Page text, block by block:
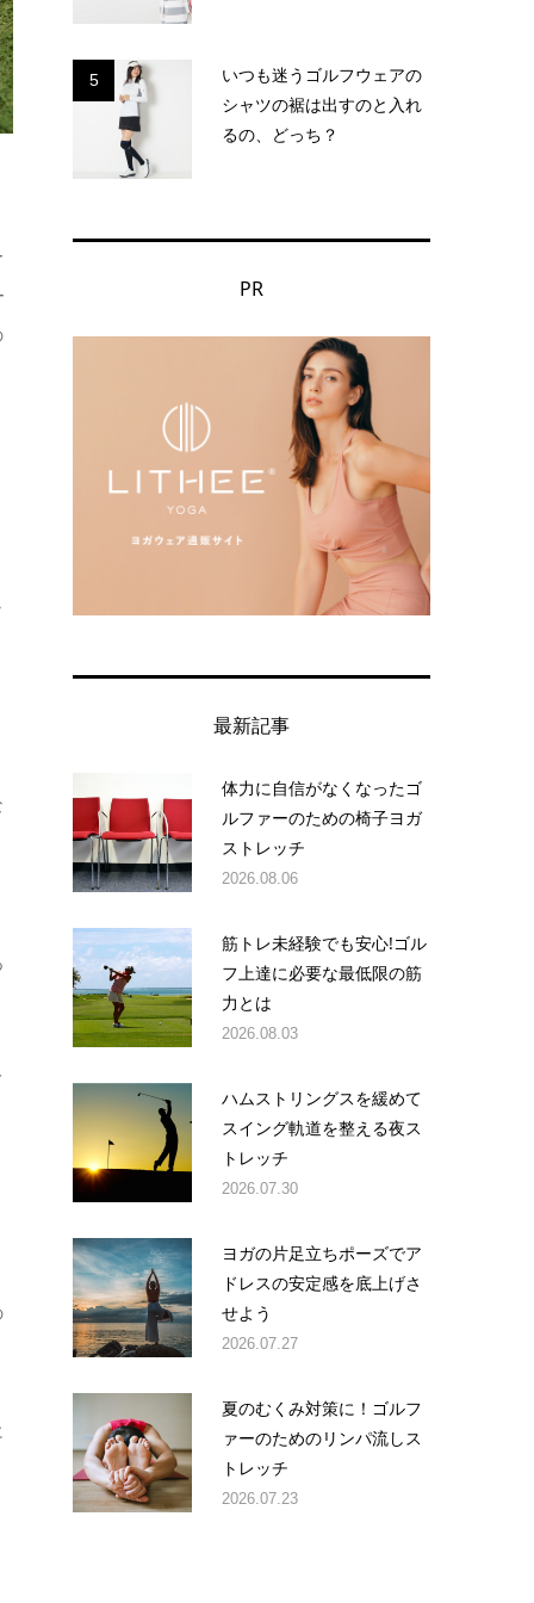
5
いつも迷うゴルフウェアの
シャツの裾は出すのと入れ
るの、どっち？
PR
最新記事
体力に自信がなくなったゴ
ルファーのための椅子ヨガ
ストレッチ
2026.08.06
筋トレ未経験でも安心!ゴル
フ上達に必要な最低限の筋
力とは
2026.08.03
ハムストリングスを緩めて
スイング軌道を整える夜ス
トレッチ
2026.07.30
ヨガの片足立ちポーズでア
ドレスの安定感を底上げさ
せよう
2026.07.27
夏のむくみ対策に！ゴルフ
ァーのためのリンパ流しス
トレッチ
2026.07.23